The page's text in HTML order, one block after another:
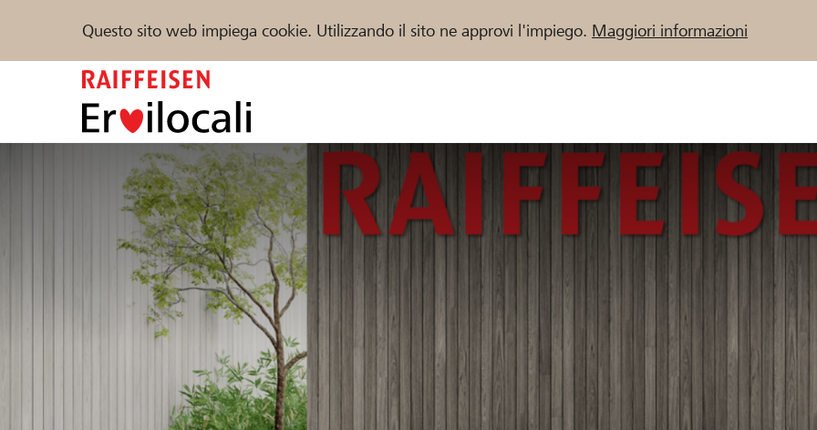
Questo sito web impiega cookie. Utilizzando il sito ne approvi l'impiego. Maggiori informazioni
Sostenere Aiuto & supporto Partner / Banche Raiffeisen
Trova progetti e organizzazioni
IT